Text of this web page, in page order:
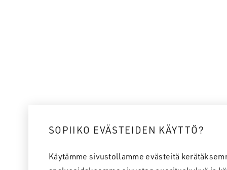
SOPIIKO EVÄSTEIDEN KÄYTTÖ?
Käytämme sivustollamme evästeitä